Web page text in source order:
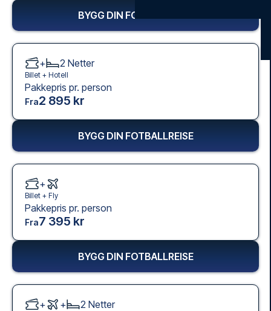
BYGG DIN FOTBALLREISE
+ 2 Netter
Billet + Hotell
Pakkepris pr. person
Fra2 895 kr
BYGG DIN FOTBALLREISE
+
Billet + Fly
Pakkepris pr. person
Fra7 395 kr
BYGG DIN FOTBALLREISE
+ + 2 Netter